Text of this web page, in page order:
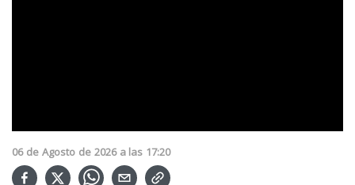
06 de Agosto de 2026 a las 17:20